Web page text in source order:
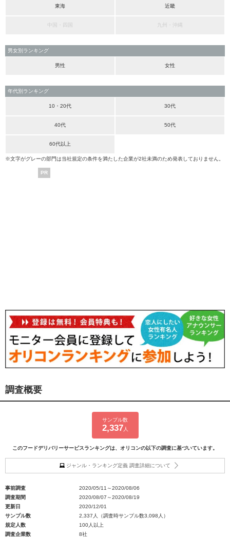
東海 近畿
中国・四国 九州・沖縄
男女別ランキング
男性 女性
年代別ランキング
10・20代 30代
40代 50代
60代以上
※文字がグレーの部門は当社規定の条件を満たした企業が2社未満のため発表しておりません。
PR
調査概要
サンプル数
2,337 人
このフードデリバリーサービスランキングは、オリコンの以下の調査に基づいています。
ジャンル・ランキング定義 調査詳細について
事前調査
2020/05/11～2020/08/06
調査期間
2020/08/07～2020/08/19
更新日
2020/12/01
サンプル数
2,337人（調査時サンプル数3,098人）
規定人数
100人以上
調査企業数
8社